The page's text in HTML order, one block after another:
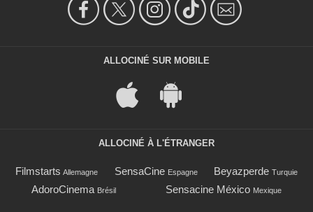
ALLOCINÉ SUR MOBILE
ALLOCINÉ À L'ÉTRANGER
Filmstarts Allemagne SensaCine Espagne Beyazperde Turquie
AdoroCinema Brésil Sensacine México Mexique